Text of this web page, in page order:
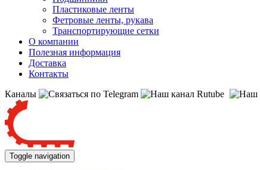
Пластиковые ленты
Фетровые ленты, рукава
Транспортирующие сетки
О компании
Полезная информация
Доставка
Контакты
Каналы
Toggle navigation